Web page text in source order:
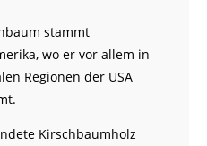
stammt
wo er vor allem in
Regionen der USA
Kirschbaumholz